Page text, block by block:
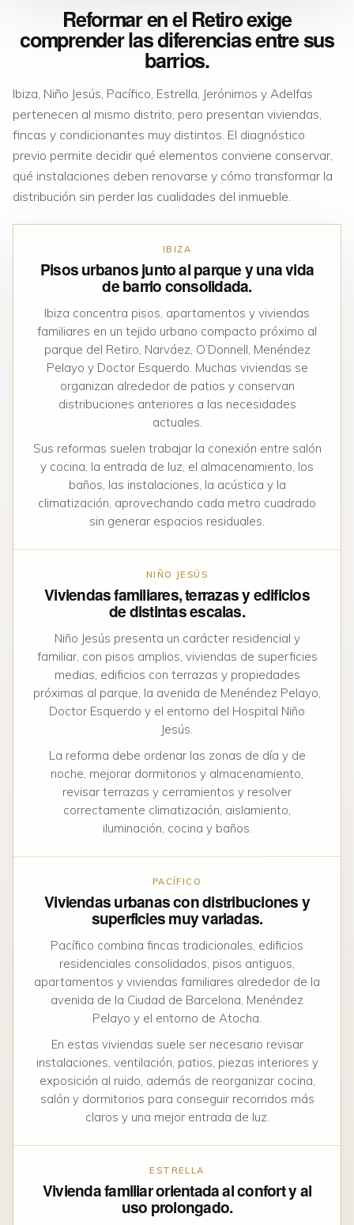
Reformar en el Retiro exige
comprender las diferencias entre sus
barrios.
Ibiza, Niño Jesús, Pacífico, Estrella, Jerónimos y Adelfas
pertenecen al mismo distrito, pero presentan viviendas,
fincas y condicionantes muy distintos. El diagnóstico
previo permite decidir qué elementos conviene conservar,
qué instalaciones deben renovarse y cómo transformar la
distribución sin perder las cualidades del inmueble.
IBIZA
Pisos urbanos junto al parque y una vida
de barrio consolidada.
Ibiza concentra pisos, apartamentos y viviendas
familiares en un tejido urbano compacto próximo al
parque del Retiro, Narváez, O’Donnell, Menéndez
Pelayo y Doctor Esquerdo. Muchas viviendas se
organizan alrededor de patios y conservan
distribuciones anteriores a las necesidades
actuales.
Sus reformas suelen trabajar la conexión entre salón
y cocina, la entrada de luz, el almacenamiento, los
baños, las instalaciones, la acústica y la
climatización, aprovechando cada metro cuadrado
sin generar espacios residuales.
NIÑO JESÚS
Viviendas familiares, terrazas y edificios
de distintas escalas.
Niño Jesús presenta un carácter residencial y
familiar, con pisos amplios, viviendas de superficies
medias, edificios con terrazas y propiedades
próximas al parque, la avenida de Menéndez Pelayo,
Doctor Esquerdo y el entorno del Hospital Niño
Jesús.
La reforma debe ordenar las zonas de día y de
noche, mejorar dormitorios y almacenamiento,
revisar terrazas y cerramientos y resolver
correctamente climatización, aislamiento,
iluminación, cocina y baños.
PACÍFICO
Viviendas urbanas con distribuciones y
superficies muy variadas.
Pacífico combina fincas tradicionales, edificios
residenciales consolidados, pisos antiguos,
apartamentos y viviendas familiares alrededor de la
avenida de la Ciudad de Barcelona, Menéndez
Pelayo y el entorno de Atocha.
En estas viviendas suele ser necesario revisar
instalaciones, ventilación, patios, piezas interiores y
exposición al ruido, además de reorganizar cocina,
salón y dormitorios para conseguir recorridos más
claros y una mejor entrada de luz.
ESTRELLA
Vivienda familiar orientada al confort y al
uso prolongado.